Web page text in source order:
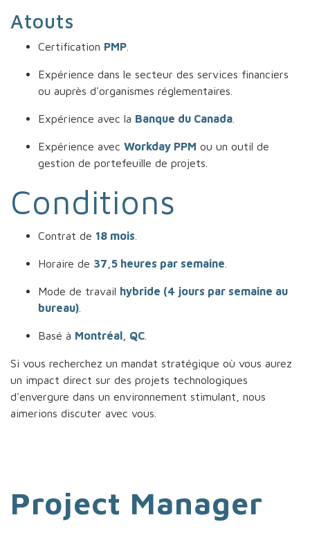
Atouts
Certification PMP
Expérience dans le secteur des services financiers
ou auprès d'organismes réglementaires.
Expérience avec la Banque du Canada
Expérience avec Workday PPM ou un outil de
gestion de portefeuille de projets.
Conditions
Contrat de 18 mois
Horaire de 37,5 heures par semaine
Mode de travail hybride (4 jours par semaine au
bureau)
Basé à Montréal, QC
Si vous recherchez un mandat stratégique où vous aurez
un impact direct sur des projets technologiques
d'envergure dans un environnement stimulant, nous
aimerions discuter avec vous.
Project Manager